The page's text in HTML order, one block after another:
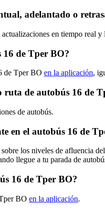
adelantado o
en tiempo real
de Tper BO?
de Tper BO en la aplicación,
ruta de autobús 16 de
de autobús.
en el autobús 16 de
los niveles de afluencia
llegue a tu parada de
16 de Tper BO?
BO en la aplicación.